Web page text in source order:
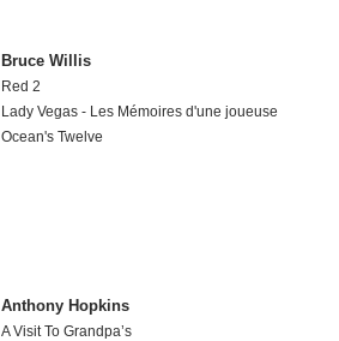
Bruce Willis
Red 2
Lady Vegas - Les Mémoires d'une joueuse
Ocean's Twelve
Anthony Hopkins
A Visit To Grandpa’s